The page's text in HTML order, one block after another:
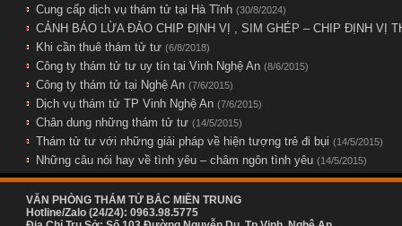
Cung cấp dịch vụ thám tử tại Hà Tĩnh (30/8/2024)
CẢNH BÁO LỪA ĐẢO CHIP ĐỊNH VỊ , SIM GHÉP – CHIP ĐỊNH VỊ
Khi cần thuê thám tử tư (6/8/2018)
Công ty thám tử tư uy tín tại Vinh Nghệ An (8/6/2015)
Công ty thám tử tại Nghệ An (7/6/2015)
Dịch vụ thám tử TP Vinh Nghệ An (7/6/2015)
Chân dung những thám tử tư (14/5/2015)
Thám tử tư với những giải pháp về hiện tượng trẻ đi bụi (14/5/2015)
Những câu nói hay về tình yêu – châm ngôn tình yêu (14/5/2015)
VĂN PHÒNG THÁM TỬ BẮC MIỀN TRUNG
Hotline/Zalo (24/24): 0963.98.5775